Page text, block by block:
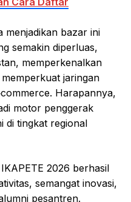
menjadikan bazar ini
semakin diperluas,
memperkenalkan
jaringan
Harapannya,
motor penggerak
di tingkat regional
2026 berhasil
semangat inovasi,
pesantren.